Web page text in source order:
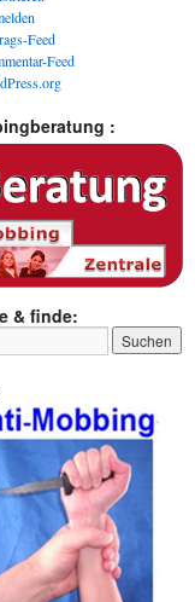
Feed
Feed
:
& finde: